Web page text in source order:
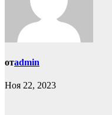
отadmin
Ноя 22, 2023